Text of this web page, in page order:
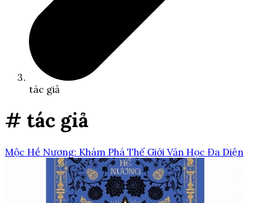
tác giả
# tác giả
Mộc Hề Nương: Khám Phá Thế Giới Văn Học Đa Diện